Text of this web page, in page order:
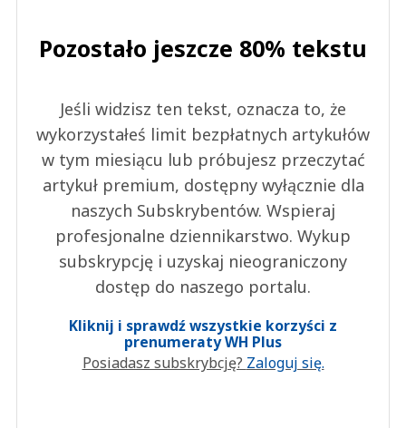
Pozostało jeszcze 80% tekstu
Jeśli widzisz ten tekst, oznacza to, że
wykorzystałeś limit bezpłatnych artykułów
w tym miesiącu lub próbujesz przeczytać
artykuł premium, dostępny wyłącznie dla
naszych Subskrybentów. Wspieraj
profesjonalne dziennikarstwo. Wykup
subskrypcję i uzyskaj nieograniczony
dostęp do naszego portalu.
Kliknij i sprawdź wszystkie korzyści z
prenumeraty WH Plus
Posiadasz subskrybcję? Zaloguj się.